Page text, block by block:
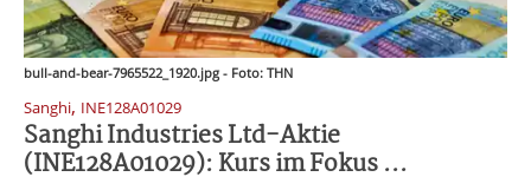
bull-and-bear-7965522_1920.jpg - Foto: THN
Sanghi, INE128A01029
Sanghi Industries Ltd-Aktie
(INE128A01029): Kurs im Fokus ...